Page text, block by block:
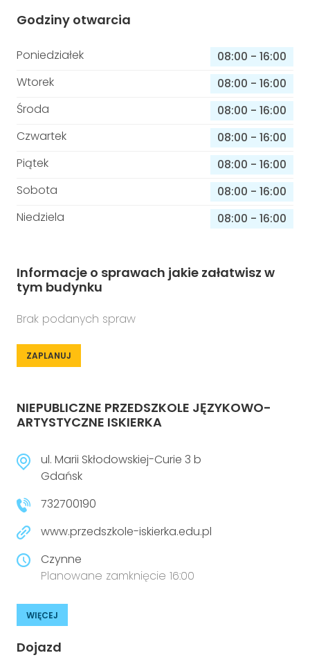
Godziny otwarcia
Poniedziałek 08:00 - 16:00
Wtorek
08:00 - 16:00
Środa
08:00 - 16:00
Czwartek
08:00 - 16:00
Piątek
08:00 - 16:00
Sobota
08:00 - 16:00
Niedziela
08:00 - 16:00
Informacje o sprawach jakie załatwisz w
tym budynku
Brak podanych spraw
ZAPLANUJ
NIEPUBLICZNE PRZEDSZKOLE JĘZYKOWO-
ARTYSTYCZNE ISKIERKA
ul. Marii Skłodowskiej-Curie 3 b
Gdańsk
732700190
www.przedszkole-iskierka.edu.pl
Czynne
Planowane zamknięcie 16:00
WIĘCEJ
Dojazd